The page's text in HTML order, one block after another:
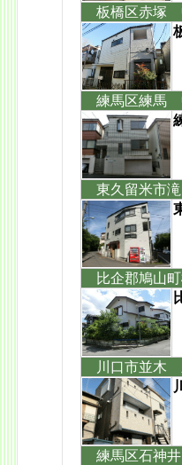
板橋区赤塚
練馬区練馬
東久留米市
比企郡鳩山
川口市並木
練馬区石神